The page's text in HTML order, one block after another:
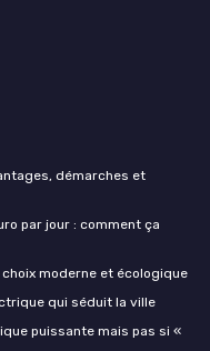
démarches et
par jour : comment ça
moderne et écologique
qui séduit la ville
puissante mais pas si «